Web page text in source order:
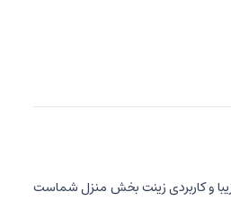
و کاربردی زینت بخش منزل شماست